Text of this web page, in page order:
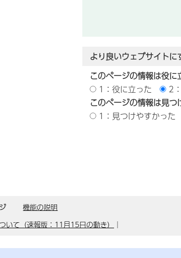
より良いウェブサイト
このページの情報は役に
1：役に立った
2
このページの情報は見つ
1：見つけやすかった
機能の説明
いて（速報版：11月15日の動き）
｜